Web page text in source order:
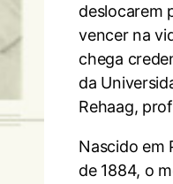
deslocarem
vencer na
chega
da
Rehaag,
Nascido em
de 1884, o